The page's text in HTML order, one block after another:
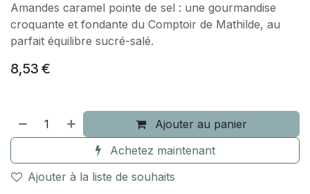
Amandes caramel pointe de sel : une gourmandise
croquante et fondante du Comptoir de Mathilde, au
parfait équilibre sucré-salé.
8,53 €
Ajouter au panier
Achetez maintenant
Ajouter à la liste de souhaits